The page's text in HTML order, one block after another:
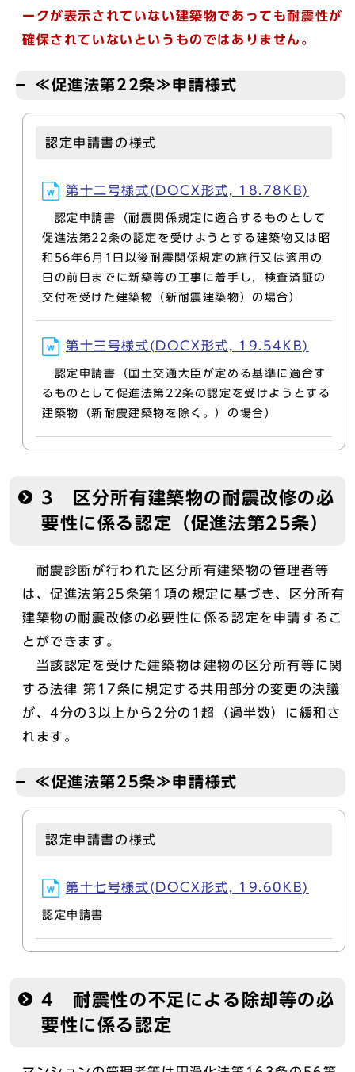
ークが表示されていない建築物であっても耐震性が
確保されていないというものではありません。
≪促進法第22条≫申請様式
認定申請書の様式
第十二号様式(DOCX形式, 18.78KB)
認定申請書（耐震関係規定に適合するものとして
促進法第22条の認定を受けようとする建築物又は昭
和56年6月1日以後耐震関係規定の施行又は適用の
日の前日までに新築等の工事に着手し，検査済証の
交付を受けた建築物（新耐震建築物）の場合）
第十三号様式(DOCX形式, 19.54KB)
認定申請書（国土交通大臣が定める基準に適合す
るものとして促進法第22条の認定を受けようとする
建築物（新耐震建築物を除く。）の場合）
3 区分所有建築物の耐震改修の必
要性に係る認定（促進法第25条）
耐震診断が行われた区分所有建築物の管理者等
は、促進法第25条第1項の規定に基づき、区分所有
建築物の耐震改修の必要性に係る認定を申請するこ
とができます。
当該認定を受けた建築物は建物の区分所有等に関
する法律 第17条に規定する共用部分の変更の決議
が、4分の3以上から2分の1超（過半数）に緩和さ
れます。
≪促進法第25条≫申請様式
認定申請書の様式
第十七号様式(DOCX形式, 19.60KB)
認定申請書
4 耐震性の不足による除却等の必
要性に係る認定